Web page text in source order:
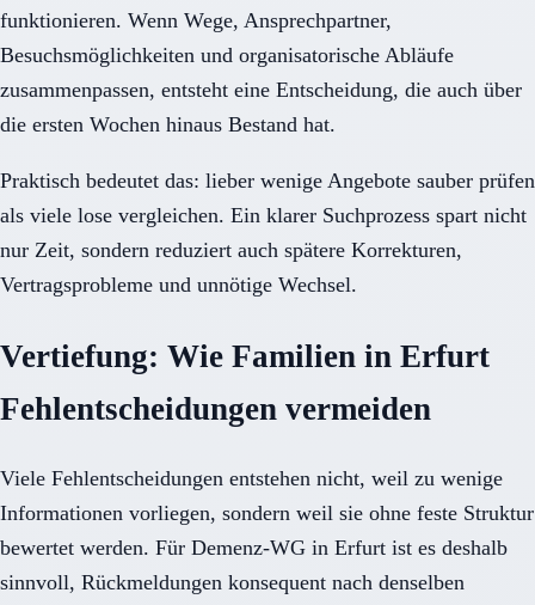
funktionieren. Wenn Wege, Ansprechpartner,
Besuchsmöglichkeiten und organisatorische Abläufe
zusammenpassen, entsteht eine Entscheidung, die auch über
die ersten Wochen hinaus Bestand hat.
Praktisch bedeutet das: lieber wenige Angebote sauber prüfen
als viele lose vergleichen. Ein klarer Suchprozess spart nicht
nur Zeit, sondern reduziert auch spätere Korrekturen,
Vertragsprobleme und unnötige Wechsel.
Vertiefung: Wie Familien in Erfurt
Fehlentscheidungen vermeiden
Viele Fehlentscheidungen entstehen nicht, weil zu wenige
Informationen vorliegen, sondern weil sie ohne feste Struktur
bewertet werden. Für Demenz-WG in Erfurt ist es deshalb
sinnvoll, Rückmeldungen konsequent nach denselben